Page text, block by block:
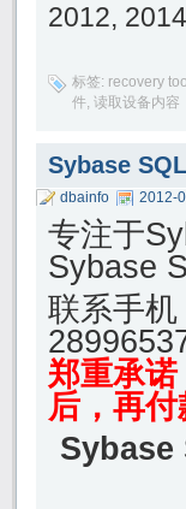
2012,
标签: recovery
件, 读取设备内容
Sybase
dbainfo 2012-
专注于
Sybase
联系手机
郑重承
后，再付
Sybase